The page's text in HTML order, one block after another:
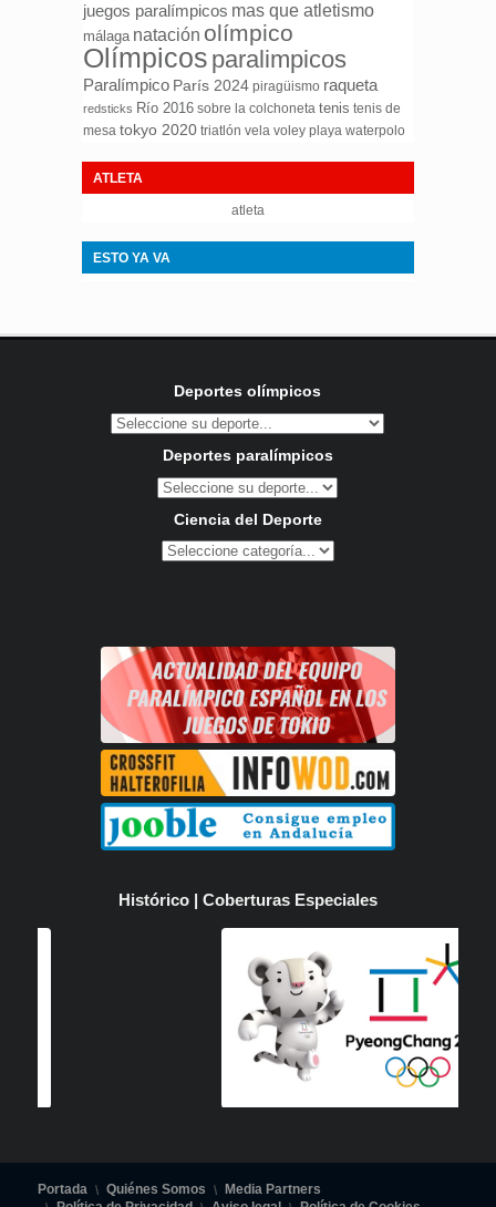
juegos paralímpicos mas que atletismo
málaga natación olímpico
Olímpicos paralimpicos
Paralímpico París 2024 piragüismo raqueta
redsticks Río 2016 sobre la colchoneta tenis tenis de
mesa tokyo 2020 triatlón vela voley playa waterpolo
ATLETA
atleta
ESTO YA VA
Deportes olímpicos
Deportes paralímpicos
Ciencia del Deporte
Histórico | Coberturas Especiales
Portada Quiénes Somos
Media Partners